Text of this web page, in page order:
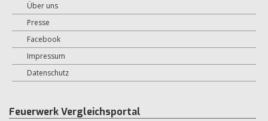
Über uns
Presse
Facebook
Impressum
Datenschutz
Feuerwerk Vergleichsportal